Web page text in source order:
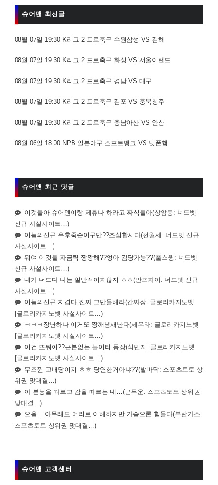
슈어맨 최신글
08월 07일 19:30 K리그 2 프로축구 수원삼성 VS 김해
08월 07일 19:30 K리그 2 프로축구 화성 VS 서울이랜드
08월 07일 19:30 K리그 2 프로축구 경남 VS 대구
08월 07일 19:30 K리그 2 프로축구 김포 VS 충북청주
08월 07일 19:30 K리그 2 프로축구 충남아산 VS 안산
08월 06일 18:00 NPB 일본야구 소프트뱅크 VS 닛폰햄
슈어맨 최근 댓글
이것들아 슈어멘이랑 제휴나 하라고 짜식들아(상암동: 너드벳
신규 사설사이트…)
이놈의신규 우후죽순이구만??조심합시다(전월세: 너드벳 신규
사설사이트…)
뭐여 이것들 자금력 짱짱해??엉아 감당가능??(풀스윙: 너드벳
신규 사설사이트…)
내가 너드다 나는 일반적이지않지 ㅎㅎ(반포자이: 너드벳 신규
사설사이트…)
이놈의신규 지겹다 진짜 그만들해라(간짜장: 글로리카지노벳
[글로리카지노벳 사설사이트…)
ㅋㅋㅋ장난하나 이거또 짱깨냄새난다(세우타: 글로리카지노벳
[글로리카지노벳 사설사이트…)
이건 또뭐여??근본없는 놀이터 등장(식민지: 글로리카지노벳
[글로리카지노벳 사설사이트…)
무조껀 고배당이지 ㅎㅎ 당연한거아냐??(발바닥: 스포츠토토 상
위권 맞대결…)
아 본능을 따르고 감을 따르는 내…(근두운: 스포츠토토 상위권
맞대결…)
으음....아무래도 머리로 이해하지만 가슴으론 힘들다(부탄가스:
스포츠토토 상위권 맞대결…)
슈어맨 고객센터